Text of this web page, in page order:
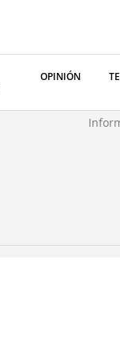
OPINIÓN